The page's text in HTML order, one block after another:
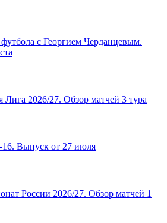
с Георгием Черданцевым.
Лига 2026/27. Обзор матчей 3 тура
Выпуск от 27 июля
России 2026/27. Обзор матчей 1